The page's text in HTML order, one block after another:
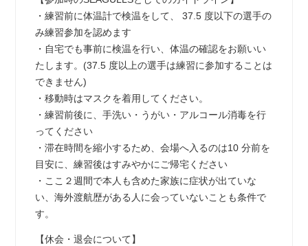
・練習前に体温計で検温をして、 37.5 度以下の選手の
み練習参加を認めます
・自宅でも事前に検温を行い、体温の確認をお願いい
たします。(37.5 度以上の選手は練習に参加することは
できません)
・移動時はマスクを着用してください。
・練習前後に、手洗い・うがい・アルコール消毒を行
ってください
・滞在時間を縮小するため、会場へ入るのは10 分前を
目安に、練習後はすみやかにご帰宅ください
・ここ２週間で本人も含めた家族に症状が出ていな
い、海外渡航歴がある人に会っていないことも条件で
す。
【休会・退会について】